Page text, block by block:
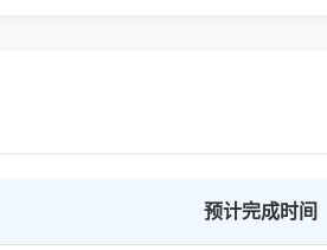
预计完成时间